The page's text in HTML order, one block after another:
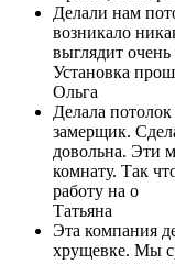
Делали нам
возникало
выглядит
Установка
Ольга
Делала
замерщик.
довольна. Эти
комнату. Так
работу на о
Татьяна
Эта компания
хрущевке. Мы